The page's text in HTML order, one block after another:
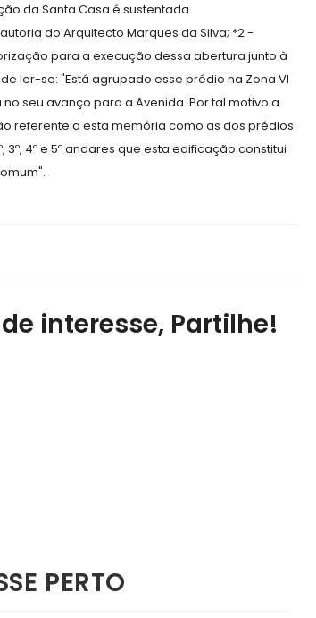
da Santa Casa é sustentada
do Arquitecto Marques da Silva; *2 -
para a execução dessa abertura junto à
ler-se: "Está agrupado esse prédio na Zona VI
seu avanço para a Avenida. Por tal motivo a
referente a esta memória como as dos prédios
3º, 4º e 5º andares que esta edificação constitui
interesse, Partilhe!
PERTO